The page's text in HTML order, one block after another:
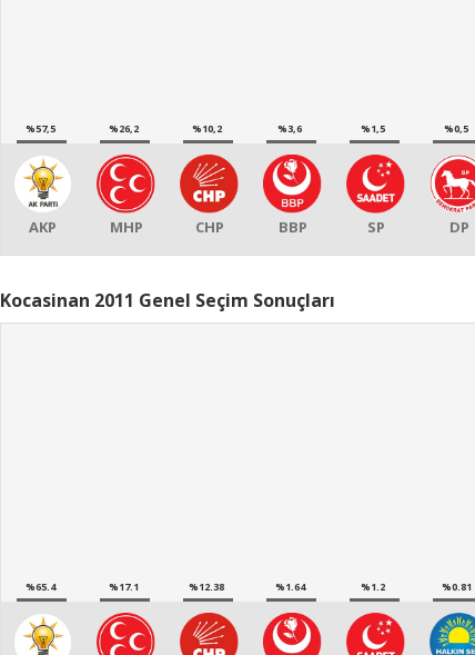
%57,5
AKP
%26,2
MHP
%10,2
CHP
%3,6
BBP
%1,5
SP
%0,5
DP
Kocasinan 2011 Genel Seçim Sonuçları
%65.4 %17.1 %12.38 %1.64 %1.2 %0.81